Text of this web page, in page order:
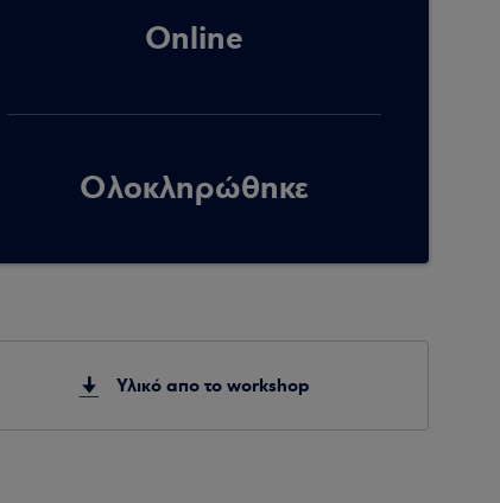
Online
Ολοκληρώθηκε
Υλικό απο το workshop